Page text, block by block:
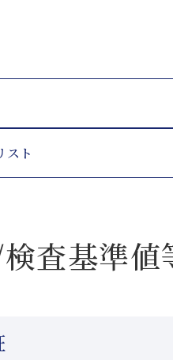
スト
査基準値